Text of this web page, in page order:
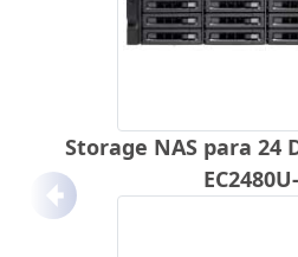
Storage NAS para 24
Anterior